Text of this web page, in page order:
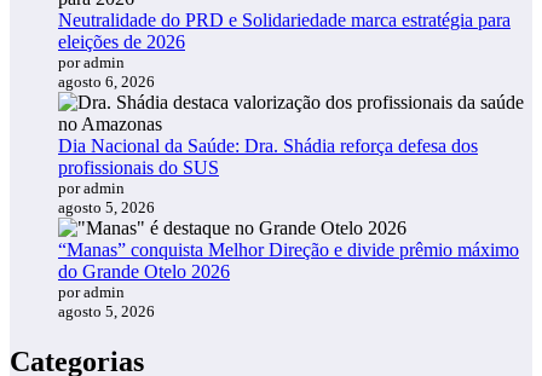
Neutralidade do PRD e Solidariedade marca estratégia para
eleições de 2026
por admin
agosto 6, 2026
Dia Nacional da Saúde: Dra. Shádia reforça defesa dos
profissionais do SUS
por admin
agosto 5, 2026
“Manas” conquista Melhor Direção e divide prêmio máximo
do Grande Otelo 2026
por admin
agosto 5, 2026
Categorias